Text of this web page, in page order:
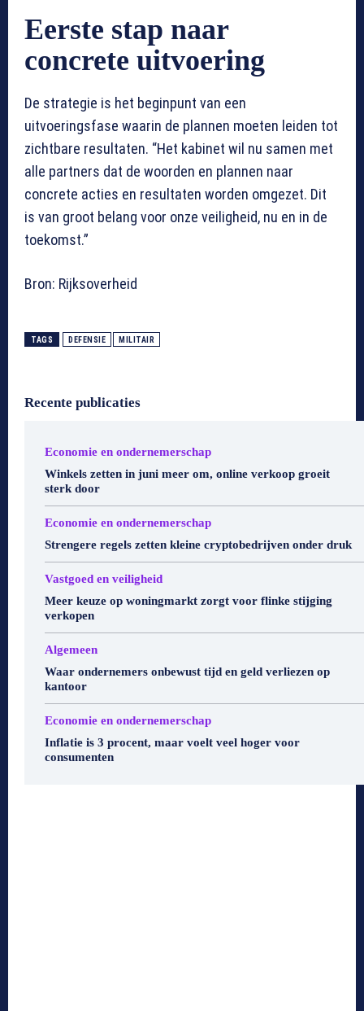
Eerste stap naar
concrete uitvoering
De strategie is het beginpunt van een
uitvoeringsfase waarin de plannen moeten leiden tot
zichtbare resultaten. “Het kabinet wil nu samen met
alle partners dat de woorden en plannen naar
concrete acties en resultaten worden omgezet. Dit
is van groot belang voor onze veiligheid, nu en in de
toekomst.”
Bron: Rijksoverheid
TAGS DEFENSIE MILITAIR
Recente publicaties
Economie en ondernemerschap
Winkels zetten in juni meer om, online verkoop groeit
sterk door
Economie en ondernemerschap
Strengere regels zetten kleine cryptobedrijven onder druk
Vastgoed en veiligheid
Meer keuze op woningmarkt zorgt voor flinke stijging
verkopen
Algemeen
Waar ondernemers onbewust tijd en geld verliezen op
kantoor
Economie en ondernemerschap
Inflatie is 3 procent, maar voelt veel hoger voor
consumenten